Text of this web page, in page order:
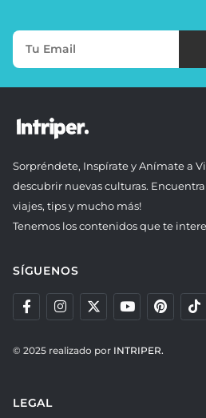
Sorpréndete, Inspírate y Anímate a
descubrir nuevas culturas.
viajes, tips y mucho más!
Tenemos los contenidos que te
SÍGUENOS
© 2025 realizado por INTRIPER.
LEGAL